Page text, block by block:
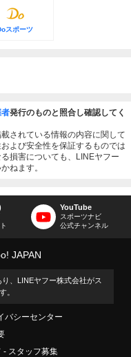
スポーツ
発行のものと照合し確認してく
されている情報の内容に関して
よび安全性を保証するものでは
損害についても、LINEヤフー
ねます。
YouTube
スポーツナビ
公式チャンネル
JAPAN
、LINEヤフー株式会社がス
。
バシーセンター
スタッフ募集